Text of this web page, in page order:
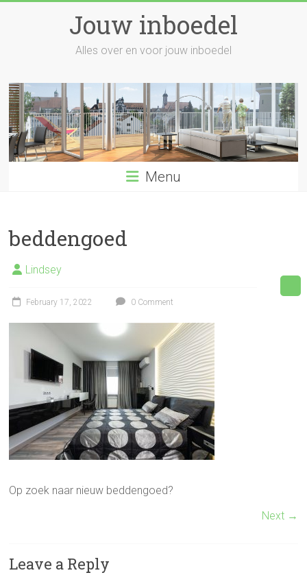
Jouw inboedel
Alles over en voor jouw inboedel
Menu
beddengoed
Lindsey
February 17, 2022 0 Comment
Op zoek naar nieuw beddengoed?
Next →
Leave a Reply